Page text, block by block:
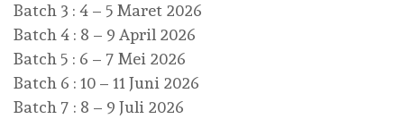
Batch 3 : 4 – 5 Maret 2026
Batch 4 : 8 – 9 April 2026
Batch 5 : 6 – 7 Mei 2026
Batch 6 : 10 – 11 Juni 2026
Batch 7 : 8 – 9 Juli 2026